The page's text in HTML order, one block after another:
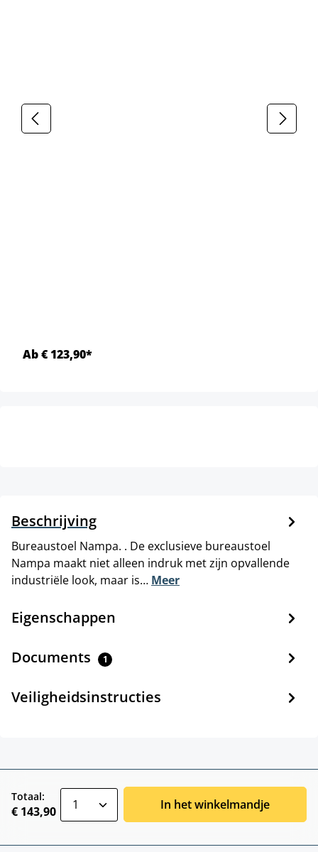
Ab € 123,90*
Beschrijving
Bureaustoel Nampa. . De exclusieve bureaustoel
Nampa maakt niet alleen indruk met zijn opvallende
industriële look, maar is… Meer
Eigenschappen
Documents 1
Veiligheidsinstructies
Totaal:
€ 143,90 In het winkelmandje